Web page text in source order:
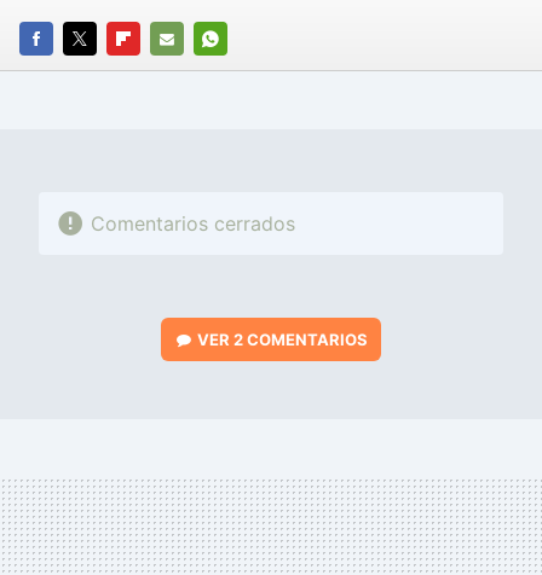
FACEBOOK
TWITTERFLIPBOARD
E-
WHATSAPP
Comentarios cerrados
VER2 COMENTARIOS